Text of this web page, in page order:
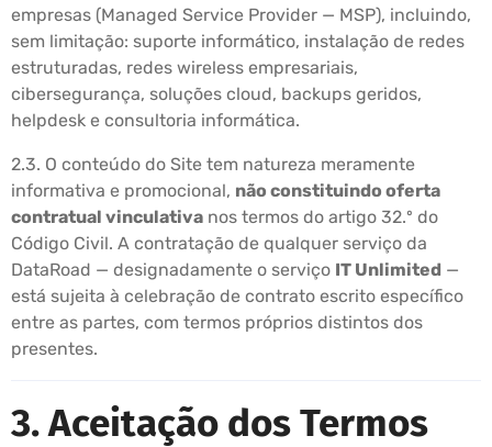
empresas (Managed Service Provider — MSP), incluindo,
sem limitação: suporte informático, instalação de redes
estruturadas, redes wireless empresariais,
cibersegurança, soluções cloud, backups geridos,
helpdesk e consultoria informática.
2.3. O conteúdo do Site tem natureza meramente
informativa e promocional, não constituindo oferta
contratual vinculativa nos termos do artigo 32.º do
Código Civil. A contratação de qualquer serviço da
DataRoad — designadamente o serviço IT Unlimited —
está sujeita à celebração de contrato escrito específico
entre as partes, com termos próprios distintos dos
presentes.
3. Aceitação dos Termos